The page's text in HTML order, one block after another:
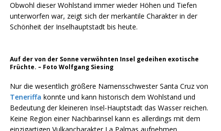
Obwohl dieser Wohlstand immer wieder Höhen und Tiefen
unterworfen war, zeigt sich der merkantile Charakter in der
Schönheit der Inselhauptstadt bis heute.
Auf der von der Sonne verwöhnten Insel gedeihen exotische
Früchte. – Foto Wolfgang Siesing
Nur die wesentlich größere Namensschwester Santa Cruz von
Teneriffa konnte und kann historisch dem Wohlstand und
Bedeutung der kleineren Insel-Hauptstadt das Wasser reichen.
Keine Region einer Nachbarinsel kann es allerdings mit dem